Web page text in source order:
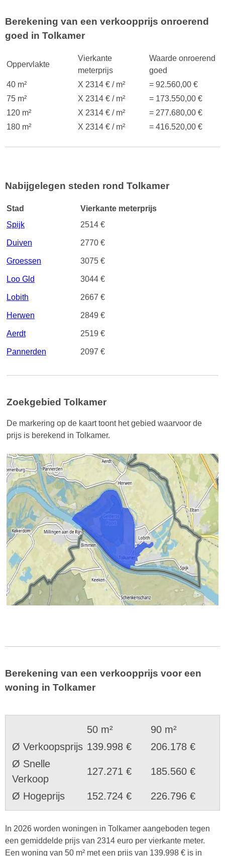
Berekening van een verkoopprijs onroerend
goed in Tolkamer
Oppervlakte
Vierkante
meterprijs
Waarde onroerend
goed
40 m²
X 2314 € / m²
= 92.560,00 €
75 m²
X 2314 € / m²
= 173.550,00 €
120 m²
X 2314 € / m²
= 277.680,00 €
180 m²
X 2314 € / m² = 416.520,00 €
Nabijgelegen steden rond Tolkamer
Stad
Vierkante meterprijs
Spijk
2514 €
Duiven 2770 €
Groessen 3075 €
Loo Gld 3044 €
Lobith 2667 €
Herwen 2849 €
Aerdt 2519 €
Pannerden 2097 €
Zoekgebied Tolkamer
De markering op de kaart toont het gebied waarvoor de
prijs is berekend in Tolkamer.
Berekening van een verkoopprijs voor een
woning in Tolkamer
50 m²
90 m²
Ø Verkoopsprijs 139.998 €
206.178 €
Ø Snelle
Verkoop
127.271 € 185.560 €
Ø Hogeprijs 152.724 € 226.796 €
In 2026 worden woningen in Tolkamer aangeboden tegen
een gemiddelde prijs van 2314 euro per vierkante meter.
Een woning van 50 m² met een prijs van 139.998 € is in